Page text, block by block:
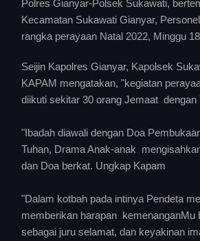
Polres Gianyar-Polsek Sukawati,
Kecamatan Sukawati Gianyar,
rangka perayaan Natal 2022, Minggu
Seijin Kapolres Gianyar, Kapolsek
KAPAM mengatakan, "kegiatan
diikuti sekitar 30 orang Jemaat
"Ibadah diawali dengan Doa
Tuhan, Drama Anak-anak
dan Doa berkat. Ungkap Kapam
"Dalam kotbah pada intinya Pendeta
memberikan harapan kemenanganMu
sebagai juru selamat, dan keyakinan